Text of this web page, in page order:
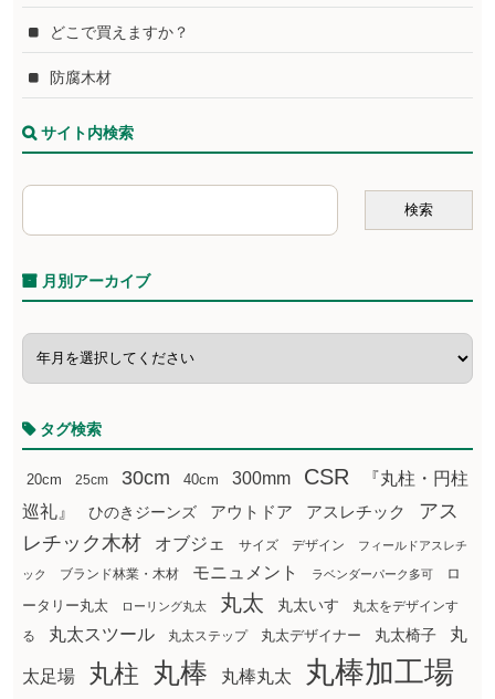
どこで買えますか？
防腐木材
サイト内検索
月別アーカイブ
タグ検索
20cm 25cm 30cm 40cm 300mm CSR
『丸柱・円柱
巡礼』
ひのきジーンズ アウトドア アスレチック
アス
レチック木材
オブジェ サイズ デザイン フィールドアスレチ
ック ブランド林業・木材 モニュメント ラベンダーパーク多可
ロ
ータリー丸太
ローリング丸太 丸太 丸太いす
丸太をデザインす
る
丸太スツール 丸太ステップ 丸太デザイナー 丸太椅子 丸
太足場 丸柱 丸棒 丸棒丸太 丸棒加工場